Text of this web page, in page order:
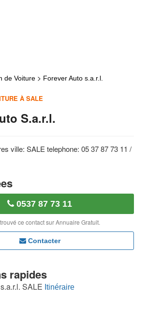
de Voiture > Forever Auto s.a.r.l.
À SALE
S.a.r.l.
ville: SALE telephone: 05 37 87 73 11 /
0537 87 73 11
ce contact sur Annuaire Gratuit.
Contacter
rapides
SALE Itinéraire